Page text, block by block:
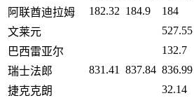
阿联酋迪拉姆
182.32 184.9
184
文莱元
527.55
巴西雷亚尔
132.7
瑞士法郎
831.41 837.84 836.99
捷克克朗
32.14